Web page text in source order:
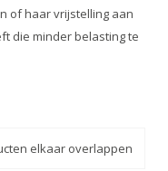
of haar vrijstelling aan
die minder belasting te
elkaar overlappen